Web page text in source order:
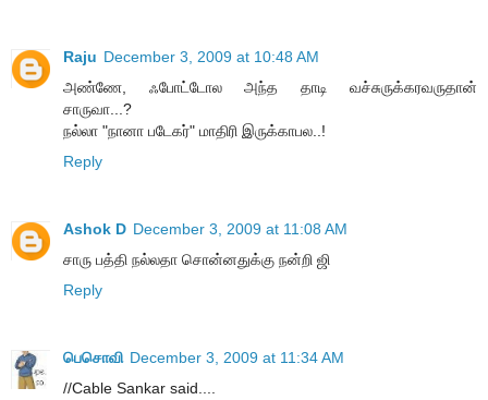
Raju December 3, 2009 at 10:48 AM
அண்ணே, ஃபோட்டோல அந்த தாடி வச்சுருக்கரவருதான்
சாருவா...?
நல்லா "நானா படேகர்" மாதிரி இருக்காபல..!
Reply
Ashok D December 3, 2009 at 11:08 AM
சாரு பத்தி நல்லதா சொன்னதுக்கு நன்றி ஜி
Reply
பெசொவி December 3, 2009 at 11:34 AM
//Cable Sankar said....